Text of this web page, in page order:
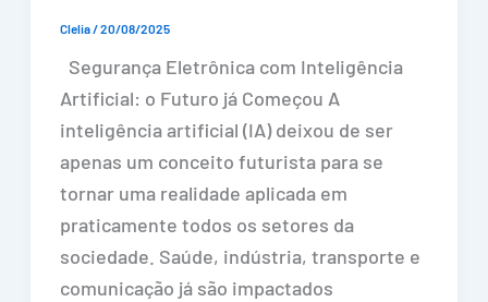
Clelia/20/08/2025
Segurança Eletrônica com Inteligência
Artificial: o Futuro já Começou A
inteligência artificial (IA) deixou de ser
apenas um conceito futurista para se
tornar uma realidade aplicada em
praticamente todos os setores da
sociedade. Saúde, indústria, transporte e
comunicação já são impactados